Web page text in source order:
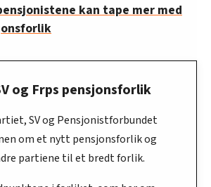
kan tape mer med
og Frps pensjonsforlik
SV og Pensjonistforbundet
om et nytt pensjonsforlik og
partiene til et bredt forlik.